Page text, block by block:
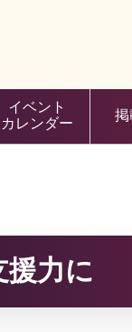
イベント
カレンダー
掲
力に